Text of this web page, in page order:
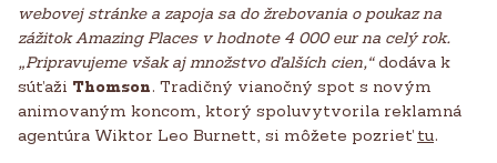
webovej stránke a zapoja sa do žrebovania o poukaz na
zážitok Amazing Places v hodnote 4 000 eur na celý rok.
„Pripravujeme však aj množstvo ďalších cien,“dodáva k
súťaži Thomson. Tradičný vianočný spot s novým
animovaným koncom, ktorý spoluvytvorila reklamná
agentúra Wiktor Leo Burnett, si môžete pozrieť tu.